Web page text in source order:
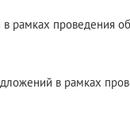
рамках проведения
в рамках